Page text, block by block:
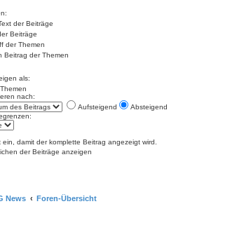
der Beiträge
Beiträge
der Themen
Beitrag der Themen
als:
Themen
nach:
Aufsteigend
Absteigend
ein, damit der komplette Beitrag angezeigt wird.
der Beiträge anzeigen
News Foren-Übersicht